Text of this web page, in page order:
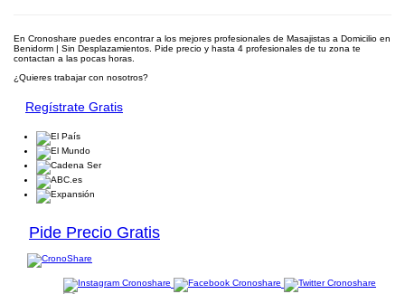
En Cronoshare puedes encontrar a los mejores profesionales de Masajistas a Domicilio en
Benidorm | Sin Desplazamientos. Pide precio y hasta 4 profesionales de tu zona te
contactan a las pocas horas.
¿Quieres trabajar con nosotros?
Regístrate Gratis
Pide Precio Gratis